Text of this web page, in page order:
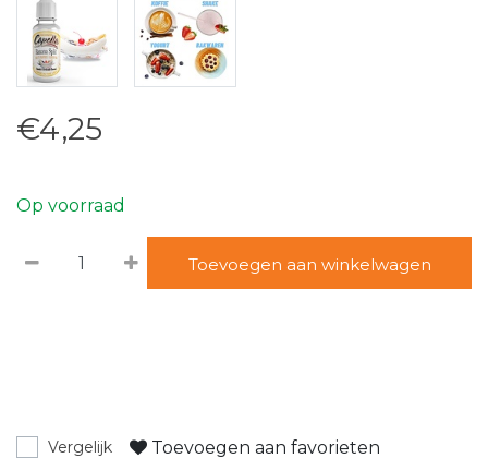
€4,25
Op voorraad
Toevoegen aan winkelwagen
Vergelijk Toevoegen aan favorieten